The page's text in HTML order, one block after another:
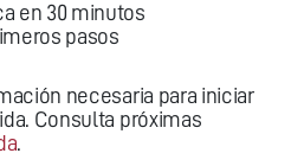
en 30 minutos
pasos
necesaria para iniciar
Consulta próximas
.